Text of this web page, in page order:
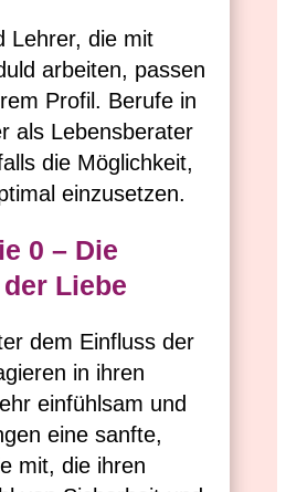
Lehrer, die mit
arbeiten, passen
Profil. Berufe in
als Lebensberater
die Möglichkeit,
einzusetzen.
0 – Die
Liebe
dem Einfluss der
in ihren
einfühlsam und
eine sanfte,
mit, die ihren